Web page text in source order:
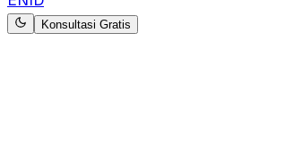
Konsultasi Gratis